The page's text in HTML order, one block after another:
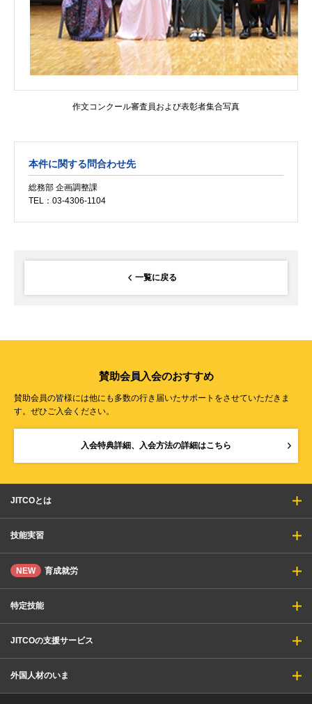
作文コンクール審査員および表彰者集合写真
本件に関する問合わせ先
総務部 企画調整課
TEL：03-4306-1104
一覧に戻る
賛助会員入会のおすすめ
賛助会員の皆様には他にも多数の行き届いたサポートをさせていただきま
す。ぜひご入会ください。
入会特典詳細、入会方法の詳細はこちら
JITCOとは
技能実習
NEW 育成就労
特定技能
JITCOの支援サービス
外国人材のいま